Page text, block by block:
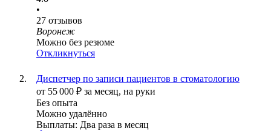
•
27 отзывов
Воронеж
Можно без резюме
Откликнуться
Диспетчер по записи пациентов в стоматологию
от 55 000 ₽ за месяц, на руки
Без опыта
Можно удалённо
Выплаты: Два раза в месяц